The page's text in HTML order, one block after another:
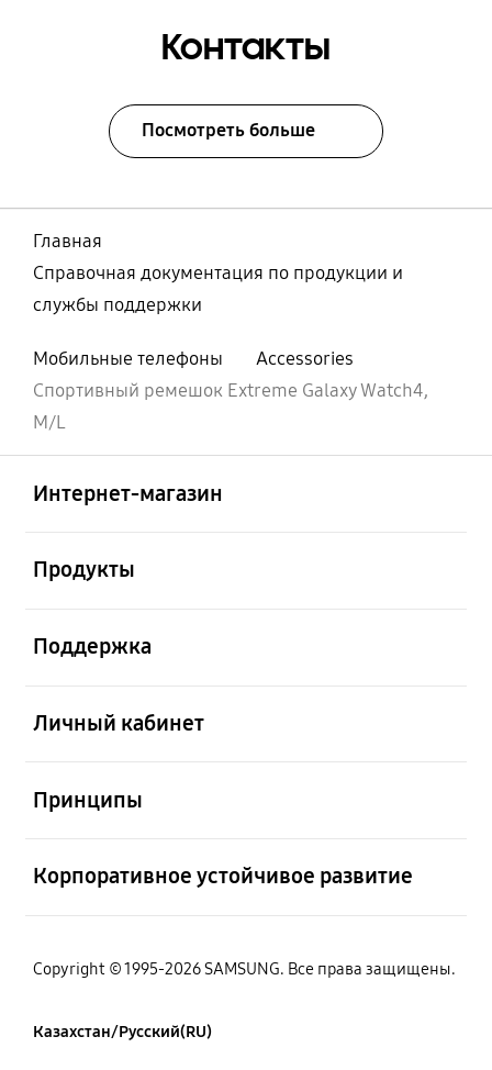
Контакты
Посмотреть больше
Главная
Справочная документация по продукции и
службы поддержки
Мобильные телефоны
Accessories
Спортивный ремешок Extreme Galaxy Watch4,
M/L
Интернет-магазин
Продукты
Поддержка
Личный кабинет
Принципы
Корпоративное устойчивое развитие
Copyright © 1995-2026 SAMSUNG. Все права защищены.
Казахстан/Русский(RU)